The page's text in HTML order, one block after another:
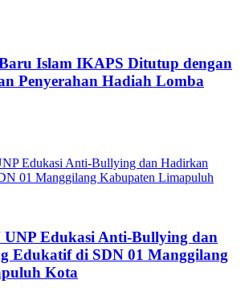
Islam IKAPS Ditutup dengan
Penyerahan Hadiah Lomba
Edukasi Anti-Bullying dan
Edukatif di SDN 01 Manggilang
Kota